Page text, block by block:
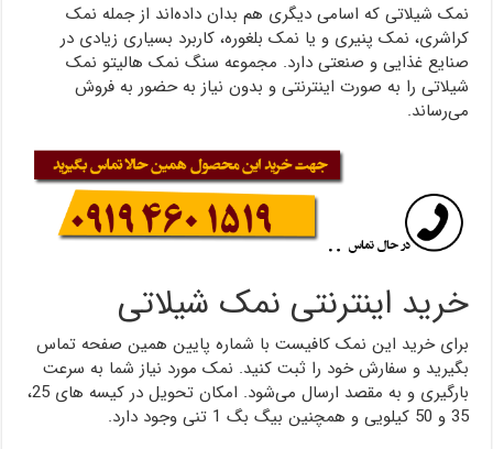
نمک شیلاتی که اسامی دیگری هم بدان داده‌اند از جمله نمک
کراشری، نمک پنیری و یا نمک بلغوره، کاربرد بسیاری زیادی در
صنایع غذایی و صنعتی دارد. مجموعه سنگ نمک هالیتو نمک
شیلاتی را به صورت اینترنتی و بدون نیاز به حضور به فروش
می‌رساند.
خرید اینترنتی نمک شیلاتی
برای خرید این نمک کافیست با شماره پایین همین صفحه تماس
بگیرید و سفارش خود را ثبت کنید. نمک مورد نیاز شما به سرعت
بارگیری و به مقصد ارسال می‌شود. امکان تحویل در کیسه های 25،
35 و 50 کیلویی و همچنین بیگ بگ 1 تنی وجود دارد.